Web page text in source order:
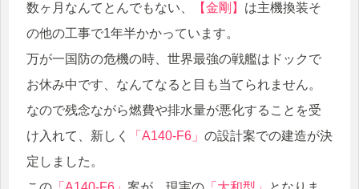
数ヶ月なんてとんでもない、
【金剛】 は主機換装そ
の他の工事で1年半かかっています。
万が一国防の危機の時、世界最強の戦艦はドックで
お休み中です、なんてなると目も当てられません。
なので残念ながら燃費や排水量が悪化することを受
け入れて、新しく
「A140-F6」 の設計案での建造が決
定しました。